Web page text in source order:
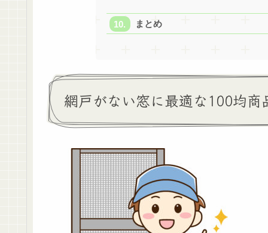
まとめ
網戸がない窓に最適な100均商